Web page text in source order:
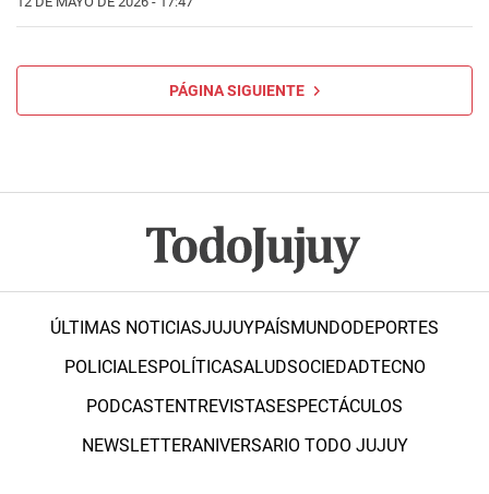
PÁGINA SIGUIENTE
ÚLTIMAS NOTICIASJUJUYPAÍSMUNDODEPORTES
POLICIALESPOLÍTICASALUDSOCIEDADTECNO
PODCASTENTREVISTASESPECTÁCULOS
NEWSLETTERANIVERSARIO TODO JUJUY